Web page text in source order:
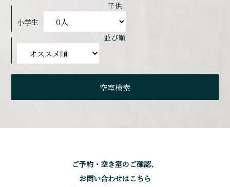
子供
小学生
並び順
ご予約・空き室のご確認、
お問い合わせはこちら